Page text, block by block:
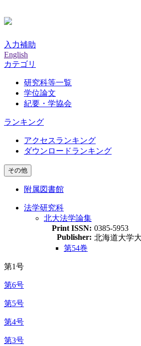
入力補助
English
カテゴリ
研究科等一覧
学位論文
紀要・学協会
ランキング
アクセスランキング
ダウンロードランキング
その他
附属図書館
法学研究科
北大法学論集
Print ISSN: 0385-5953
Publisher: 北海道大学
第54巻
第1号
第6号
第5号
第4号
第3号